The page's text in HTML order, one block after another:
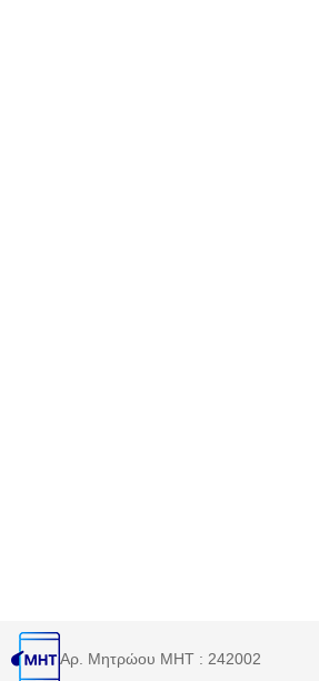
Αρ. Μητρώου MHT : 242002